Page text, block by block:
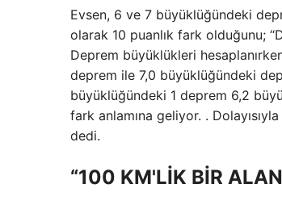
Evsen, 6 ve 7 büyüklüğündeki
olarak 10 puanlık fark olduğunu;
Deprem büyüklükleri
deprem ile 7,0 büyüklüğündeki
büyüklüğündeki 1 deprem 6,2
fark anlamına geliyor. .
dedi.
“100 KM'LİK BİR